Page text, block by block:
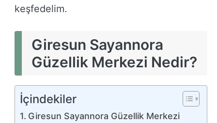
keşfedelim.
Giresun Sayannora
Güzellik Merkezi Nedir?
İçindekiler
Giresun Sayannora Güzellik Merkezi